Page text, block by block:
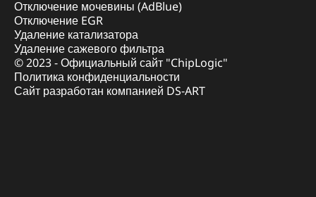
Отключение мочевины (AdBlue)
Отключение EGR
Удаление катализатора
Удаление сажевого фильтра
© 2023 - Официальный сайт "ChipLogic"
Политика конфиденциальности
Сайт разработан компанией DS-ART